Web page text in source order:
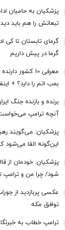
پزشکیان به حامیان
تبعاتش را هم باید دید
گرما در پیش داریم
معرفی 10
بمب اتم را دارد؟ +
برنده و بازنده جنگ
آنچه ترامپ
پزشکیان: می‌گویند
این‌گونه القا می‌شود
پزشکیان: خودمان از
شود/ چرا من و ترامپ
عکسی پربازدید از
توافق‌ مکه
ترامپ خطاب به